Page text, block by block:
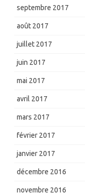
septembre 2017
août 2017
juillet 2017
juin 2017
mai 2017
avril 2017
mars 2017
février 2017
janvier 2017
décembre 2016
novembre 2016